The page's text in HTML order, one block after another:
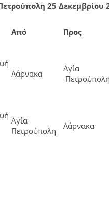
25 Δεκεμβρίου
Από Προς
Λάρνακα
Αγία
Πετρούπολη
Αγία
Πετρούπολη
Λάρνακα